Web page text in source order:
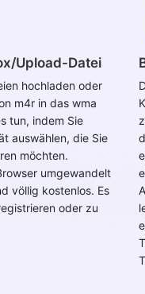
Upload-Datei
hochladen oder
m4r in das wma
tun, indem Sie
auswählen, die Sie
möchten.
umgewandelt
völlig kostenlos. Es
oder zu